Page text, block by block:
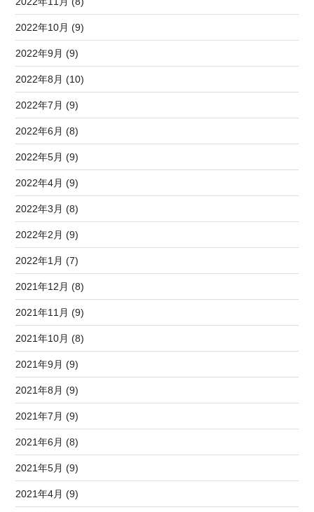
2022年10月 (9)
2022年9月 (9)
2022年8月 (10)
2022年7月 (9)
2022年6月 (8)
2022年5月 (9)
2022年4月 (9)
2022年3月 (8)
2022年2月 (9)
2022年1月 (7)
2021年12月 (8)
2021年11月 (9)
2021年10月 (8)
2021年9月 (9)
2021年8月 (9)
2021年7月 (9)
2021年6月 (8)
2021年5月 (9)
2021年4月 (9)